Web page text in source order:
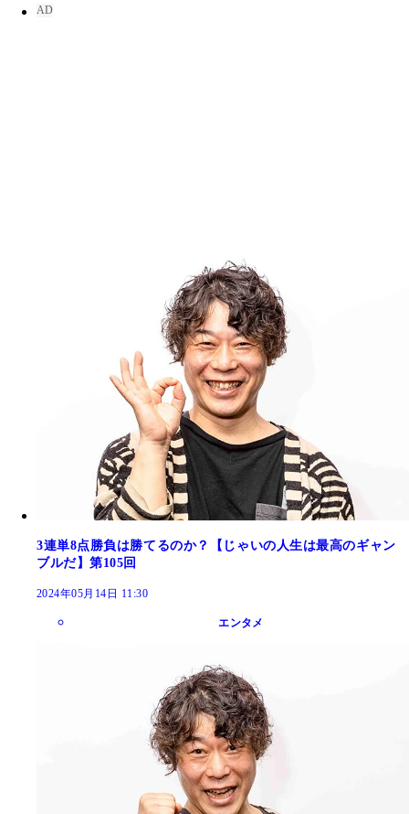
3連単8点勝負は勝てるのか？【じゃいの人生は最高のギャン
ブルだ】第105回
2024年05月14日 11:30
エンタメ